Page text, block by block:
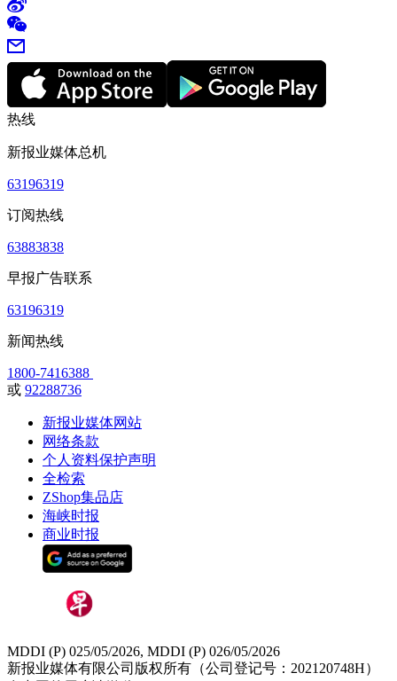
热线
新报业媒体总机
63196319
订阅热线
63883838
早报广告联系
63196319
新闻热线
1800-7416388
或 92288736
新报业媒体网站
网络条款
个人资料保护声明
全检索
ZShop集品店
海峡时报
商业时报
MDDI (P) 025/05/2026, MDDI (P) 026/05/2026
新报业媒体有限公司版权所有（公司登记号：202120748H）